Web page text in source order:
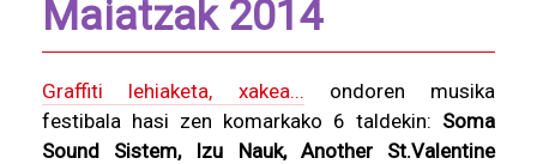
Maiatzak 2014
Graffiti lehiaketa, xakea... ondoren musika
festibala hasi zen komarkako 6 taldekin: Soma
Sound Sistem, Izu Nauk, Another St.Valentine